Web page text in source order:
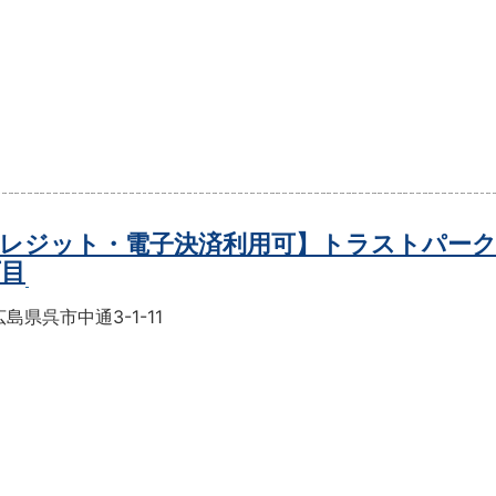
レジット・電子決済利用可】トラストパー
島県呉市中通3-1-11